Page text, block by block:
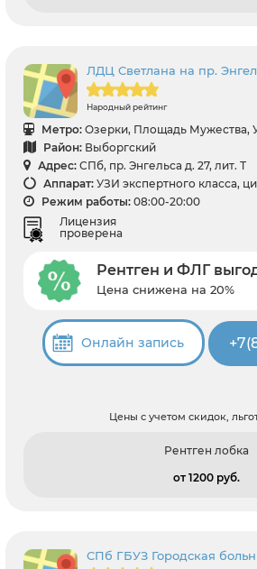
ЛДЦ Светлана на пр.
Народный рейтинг
Метро: Озерки, Площадь Мужества,
Район: Выборгский
Адрес: СПб, пр. Энгельса д. 27, лит. Т
Аппарат: УЗИ экспертного класса,
Режим работы: 08:00-20:00
Лицензия
проверена
Рентген и ФЛГ
Цена снижена на 20%
Онлайн запись
Цены с учетом скидок,
Рентген лобка
от 1200 pуб.
СПб ГБУЗ Городская